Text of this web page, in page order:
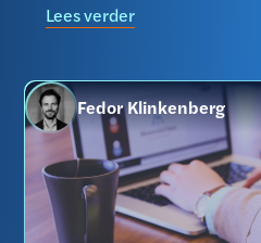
Lees verder
Fedor Klinkenberg